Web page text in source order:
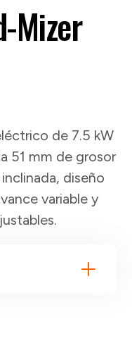
Mizer
de 7.5 kW
51 mm de grosor
diseño
variable y